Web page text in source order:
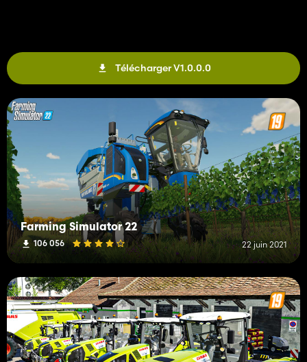
Télécharger V1.0.0.0
Farming Simulator 22
106 056 22 juin 2021